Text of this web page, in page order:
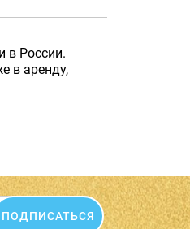
в России.
в аренду,
ПОДПИСАТЬСЯ